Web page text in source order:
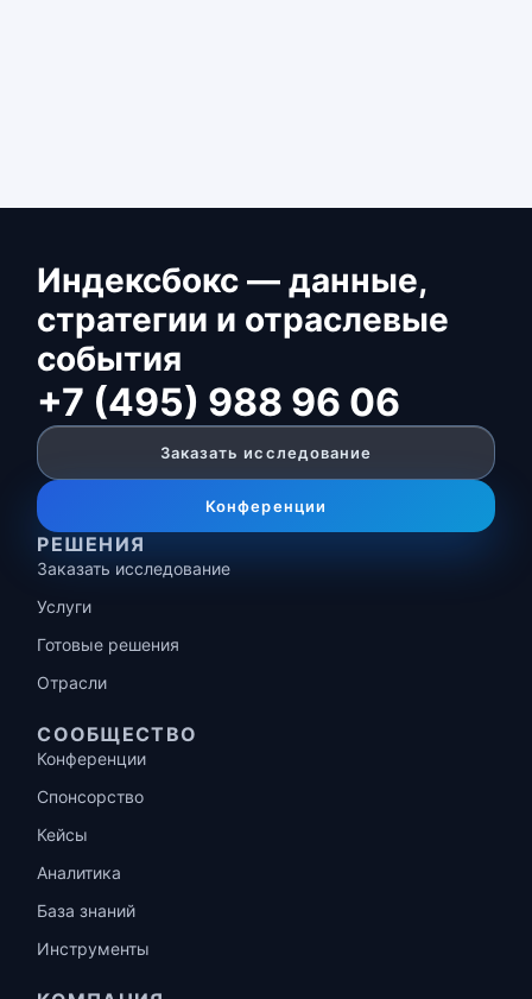
Индексбокс — данные,
стратегии и отраслевые
события
+7 (495) 988 96 06
Заказать исследование
Конференции
РЕШЕНИЯ
Заказать исследование
Услуги
Готовые решения
Отрасли
СООБЩЕСТВО
Конференции
Спонсорство
Кейсы
Аналитика
База знаний
Инструменты